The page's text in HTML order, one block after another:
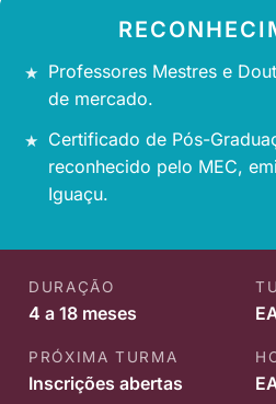
Professores Mestres e
de mercado.
Certificado de Pós-
reconhecido pelo MEC,
Iguaçu.
DURAÇÃO
4 a 18 meses
PRÓXIMA TURMA
Inscrições abertas